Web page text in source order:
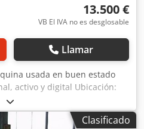
13.500 €
VB El IVA no es desglosable
Llamar
usada en buen estado
activo y digital Ubicación:
sin IVA Datos técnicos:
de 3 ejes HEIDENHEIN TNC
mm Recorrido del eje Y 350
Clasificado